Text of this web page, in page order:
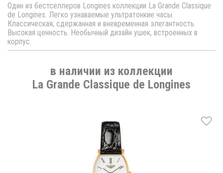
Один из бестселлеров Longines коллекции La Grande Classique
de Longines. Легко узнаваемые ультратонкие часы.
Классическая, сдержанная и вневременная элегантность.
Высокая ценность. Необычный дизайн ушек, встроенных в
корпус.
в наличии из коллекции
La Grande Classique de Longines